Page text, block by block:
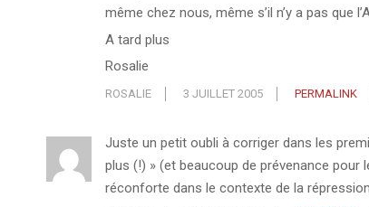
même chez nous, même s’il n’y a pas que
A tard plus
Rosalie
ROSALIE 3 JUILLET 2005 PERMALINK
Juste un petit oubli à corriger dans les
plus (!) » (et beaucoup de prévenance
réconforte dans le contexte de la